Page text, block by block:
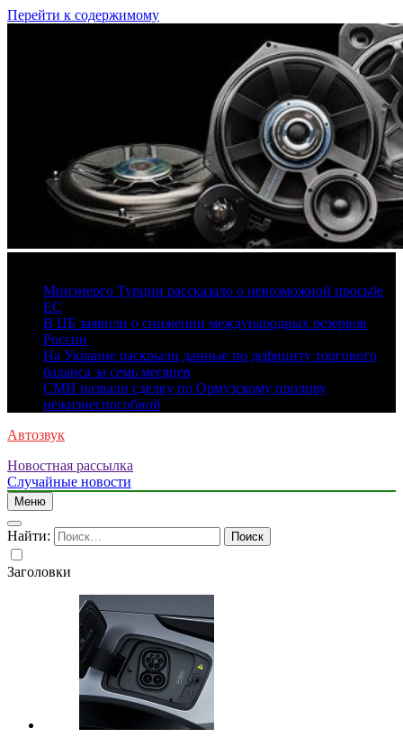
Перейти к содержимому
Минэнерго Турции рассказало о невозможной просьбе
ЕС
В ЦБ заявили о снижении международных резервов
России
На Украине раскрыли данные по дефициту торгового
баланса за семь месяцев
СМИ назвали сделку по Ормузскому проливу
нежизнеспособной
Автозвук
Новостная рассылка
Случайные новости
Меню
Найти:
Заголовки